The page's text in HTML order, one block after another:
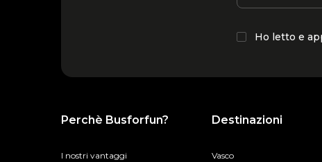
Ho letto e
Perchè Busforfun?
I nostri vantaggi
Destinazioni
Vasco